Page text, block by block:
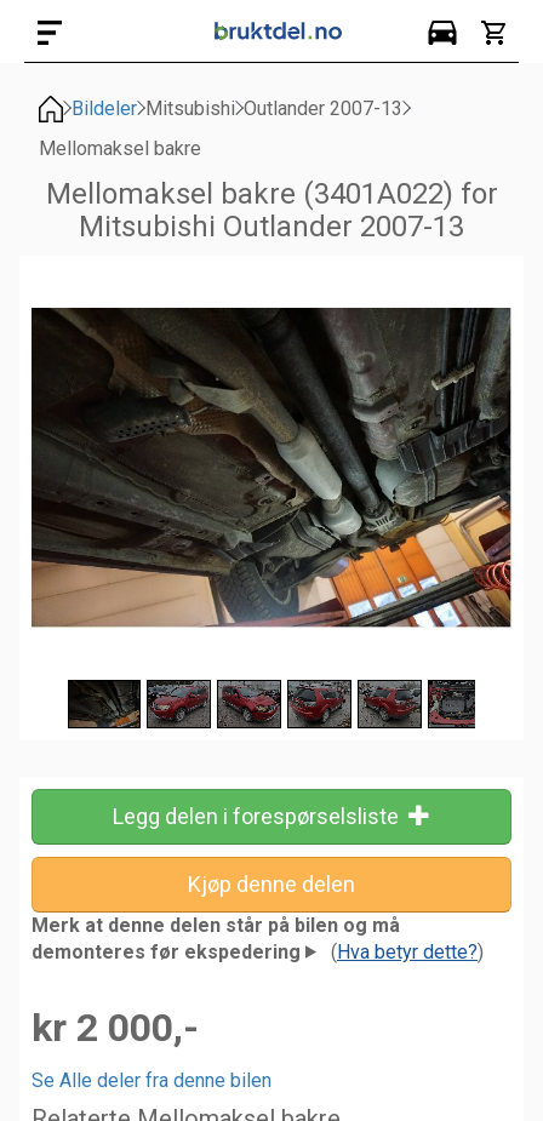
Bildeler Mitsubishi Outlander 2007-13
Mellomaksel bakre
Mellomaksel bakre (3401A022) for
Mitsubishi Outlander 2007-13
Legg delen i forespørselsliste
Merk at denne delen står på bilen og må
demonteres før ekspedering
(Hva betyr dette?)
kr 2 000,-
Se Alle deler fra denne bilen